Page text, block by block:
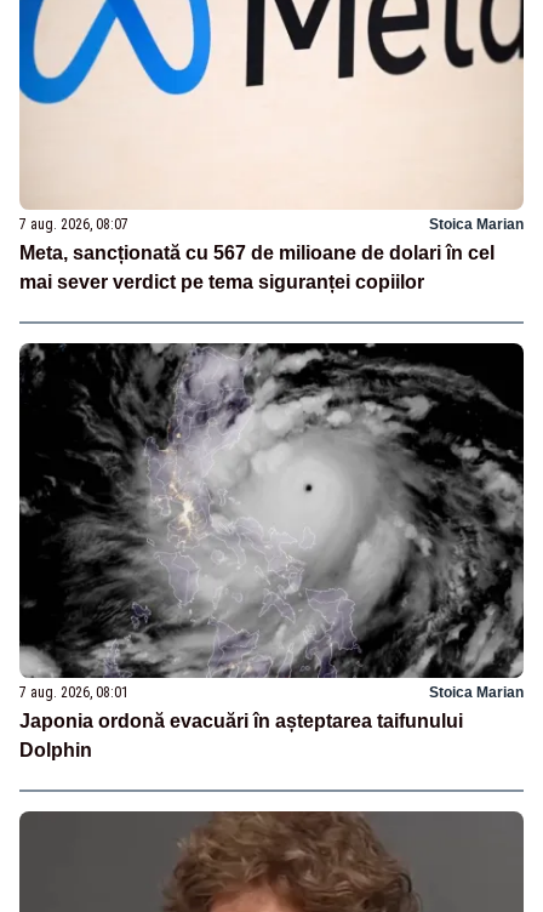
7 aug. 2026, 08:07 Stoica Marian
Meta, sancționată cu 567 de milioane de dolari în cel
mai sever verdict pe tema siguranței copiilor
7 aug. 2026, 08:01 Stoica Marian
Japonia ordonă evacuări în așteptarea taifunului
Dolphin